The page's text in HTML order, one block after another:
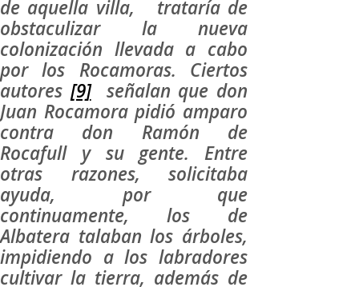
de aquella villa, trataría de
obstaculizar la nueva
colonización llevada a cabo
por los Rocamoras. Ciertos
autores [9]señalan que don
Juan Rocamora pidió amparo
contra don Ramón de
Rocafull y su gente. Entre
otras razones, solicitaba
ayuda, por que
continuamente, los de
Albatera talaban los árboles,
impidiendo a los labradores
cultivar la tierra, además de